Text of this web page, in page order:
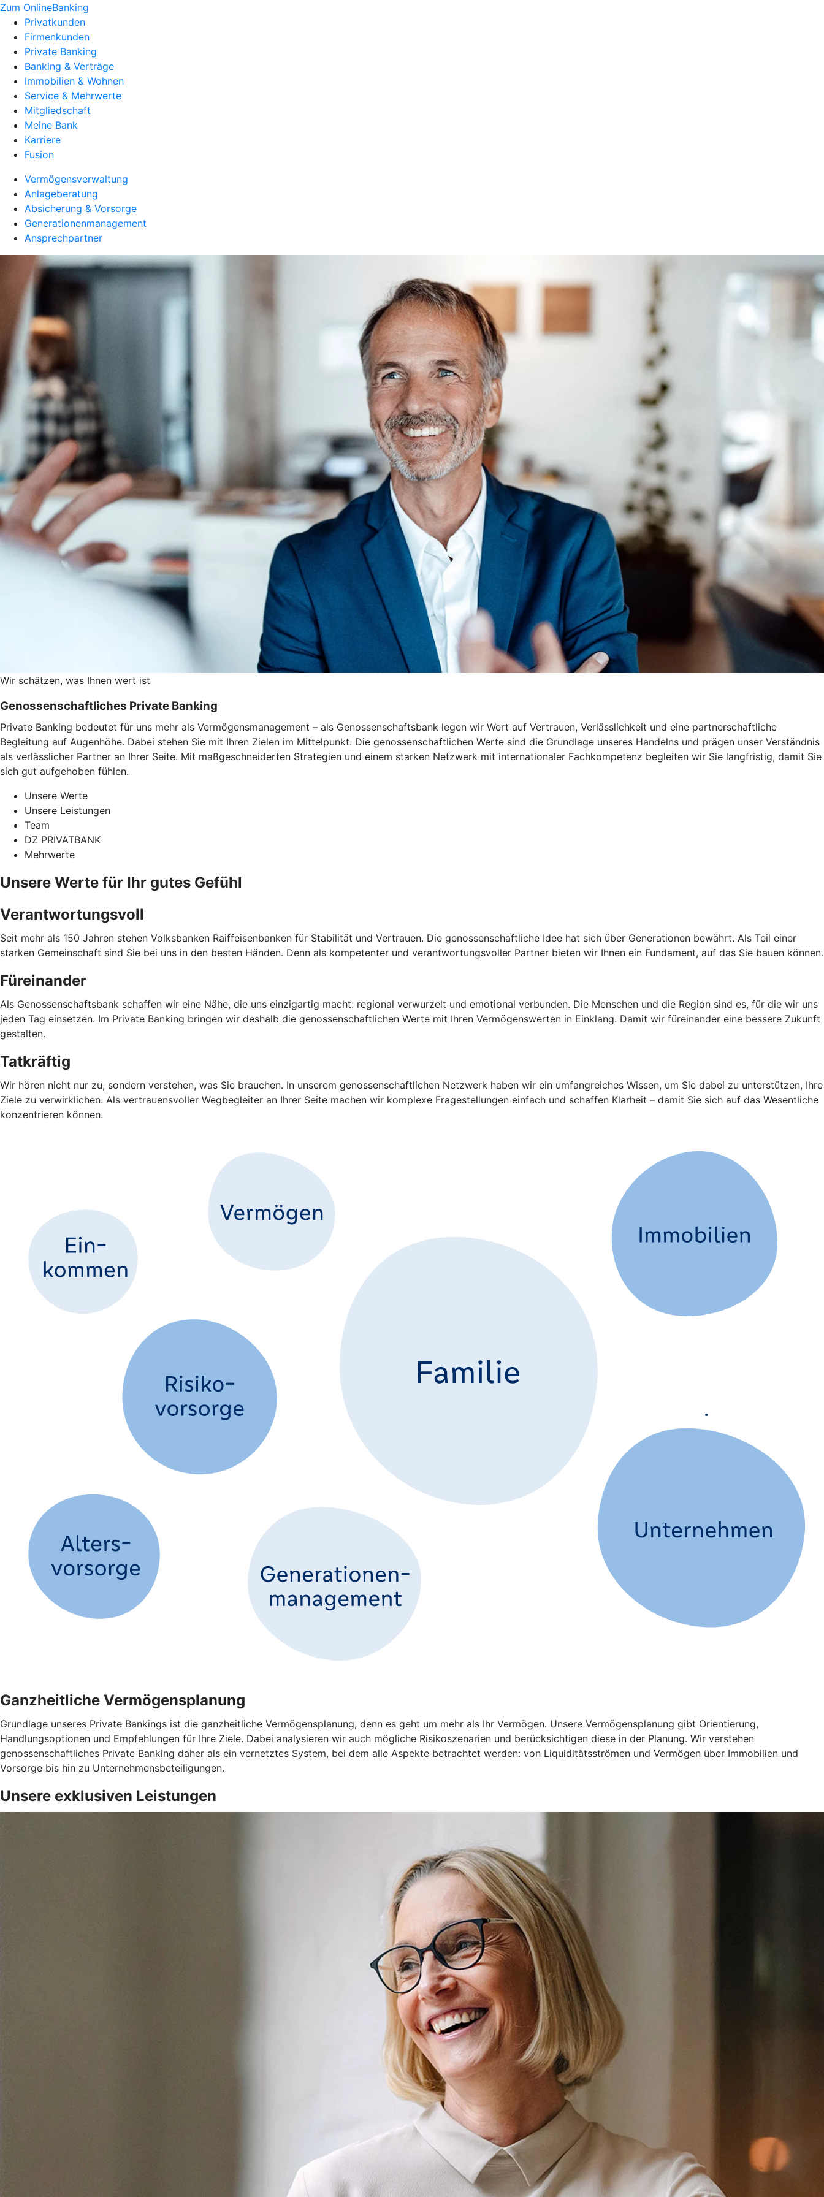
Zum OnlineBanking
Privatkunden
Firmenkunden
Private Banking
Banking & Verträge
Immobilien & Wohnen
Service & Mehrwerte
Mitgliedschaft
Meine Bank
Karriere
Fusion
Vermögensverwaltung
Anlageberatung
Absicherung & Vorsorge
Generationenmanagement
Ansprechpartner
Wir schätzen, was Ihnen wert ist
Genossenschaftliches Private Banking
Private Banking bedeutet für uns mehr als Vermögensmanagement – als Genossenschaftsbank legen wir Wert auf Vertrauen, Verlässlichkeit und eine partnerschaftliche
Begleitung auf Augenhöhe. Dabei stehen Sie mit Ihren Zielen im Mittelpunkt. Die genossenschaftlichen Werte sind die Grundlage unseres Handelns und prägen unser Verständnis
als verlässlicher Partner an Ihrer Seite. Mit maßgeschneiderten Strategien und einem starken Netzwerk mit internationaler Fachkompetenz begleiten wir Sie langfristig, damit Sie
sich gut aufgehoben fühlen.
Unsere Werte
Unsere Leistungen
Team
DZ PRIVATBANK
Mehrwerte
Unsere Werte für Ihr gutes Gefühl
Verantwortungsvoll
Seit mehr als 150 Jahren stehen Volksbanken Raiffeisenbanken für Stabilität und Vertrauen. Die genossenschaftliche Idee hat sich über Generationen bewährt. Als Teil einer
starken Gemeinschaft sind Sie bei uns in den besten Händen. Denn als kompetenter und verantwortungsvoller Partner bieten wir Ihnen ein Fundament, auf das Sie bauen können.
Füreinander
Als Genossenschaftsbank schaffen wir eine Nähe, die uns einzigartig macht: regional verwurzelt und emotional verbunden. Die Menschen und die Region sind es, für die wir uns
jeden Tag einsetzen. Im Private Banking bringen wir deshalb die genossenschaftlichen Werte mit Ihren Vermögenswerten in Einklang. Damit wir füreinander eine bessere Zukunft
gestalten.
Tatkräftig
Wir hören nicht nur zu, sondern verstehen, was Sie brauchen. In unserem genossenschaftlichen Netzwerk haben wir ein umfangreiches Wissen, um Sie dabei zu unterstützen, Ihre
Ziele zu verwirklichen. Als vertrauensvoller Wegbegleiter an Ihrer Seite machen wir komplexe Fragestellungen einfach und schaffen Klarheit – damit Sie sich auf das Wesentliche
konzentrieren können.
Ganzheitliche Vermögensplanung
Grundlage unseres Private Bankings ist die ganzheitliche Vermögensplanung, denn es geht um mehr als Ihr Vermögen. Unsere Vermögensplanung gibt Orientierung,
Handlungsoptionen und Empfehlungen für Ihre Ziele. Dabei analysieren wir auch mögliche Risikoszenarien und berücksichtigen diese in der Planung. Wir verstehen
genossenschaftliches Private Banking daher als ein vernetztes System, bei dem alle Aspekte betrachtet werden: von Liquiditätsströmen und Vermögen über Immobilien und
Vorsorge bis hin zu Unternehmensbeteiligungen.
Unsere exklusiven Leistungen